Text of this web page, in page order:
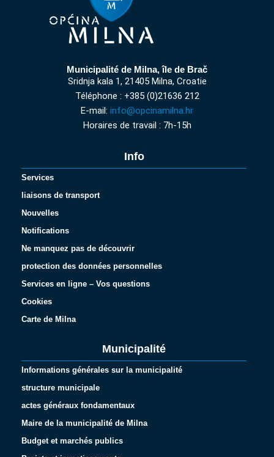
Municipalité de Milna, île de Brač
Sridnja kala 1, 21405 Milna, Croatie
Téléphone : +385 (0)21636 212
E-mail: info@opcinamilna.hr
Horaires de travail : 7h-15h
Info
Services
liaisons de transport
Nouvelles
Notifications
Ne manquez pas de découvrir
protection des données personnelles
Services en ligne – Vos questions
Cookies
Carte de Milna
Municipalité
Informations générales sur la municipalité
structure municipale
actes généraux fondamentaux
Maire de la municipalité de Milna
Budget et marchés publics